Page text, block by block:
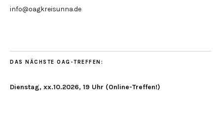
info@oagkreisunna.de
DAS NÄCHSTE OAG-TREFFEN:
Dienstag, xx.10.2026, 19 Uhr (Online-Treffen!)